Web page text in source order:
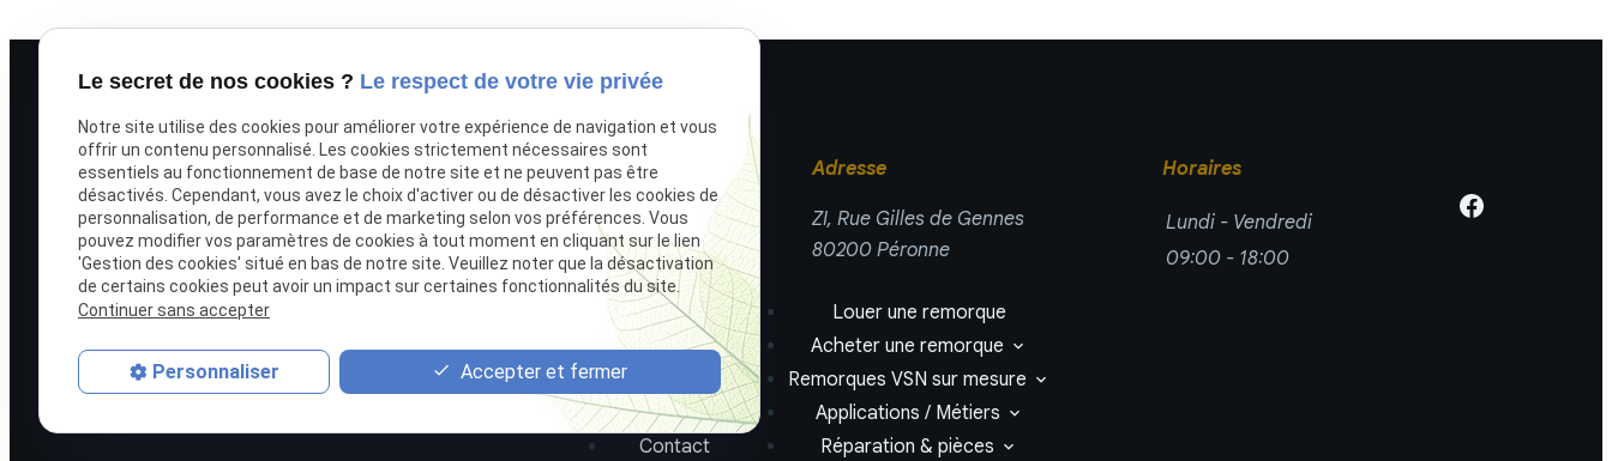
TLR NEGOCE, spécialiste de la remorque
à Péronne, accompagne particuliers et
professionnels.
Téléphone
03 66 88 25 52
Adresse
ZI, Rue Gilles de Gennes
80200 Péronne
Horaires
Lundi - Vendredi
09:00 - 18:00
Accueil
TLR Négoce
Devis
Contact
Louer une remorque
Acheter une remorque
Remorques VSN sur mesure
Applications / Métiers
Réparation & pièces
Le secret de nos cookies ? Le respect de votre vie privée
Notre site utilise des cookies pour améliorer votre expérience de navigation et vous
offrir un contenu personnalisé. Les cookies strictement nécessaires sont
essentiels au fonctionnement de base de notre site et ne peuvent pas être
désactivés. Cependant, vous avez le choix d'activer ou de désactiver les cookies de
personnalisation, de performance et de marketing selon vos préférences. Vous
pouvez modifier vos paramètres de cookies à tout moment en cliquant sur le lien
'Gestion des cookies' situé en bas de notre site. Veuillez noter que la désactivation
de certains cookies peut avoir un impact sur certaines fonctionnalités du site.
Continuer sans accepter
Personnaliser Accepter et fermer